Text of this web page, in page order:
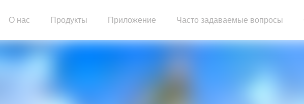
О нас Продукты Приложение Часто задаваемые вопросы